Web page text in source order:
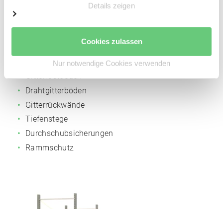
Details zeigen
Cookies zulassen
Nur notwendige Cookies verwenden
Oberfläche pulverbeschichtet:
Optional erhältliches Zubehör
Stahlpaneele
Gitterrostböden
Drahtgitterböden
Gitterrückwände
Tiefenstege
Durchschubsicherungen
Rammschutz